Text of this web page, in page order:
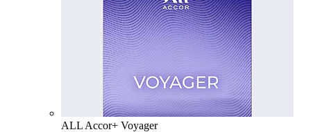
ALL Accor+ Voyager